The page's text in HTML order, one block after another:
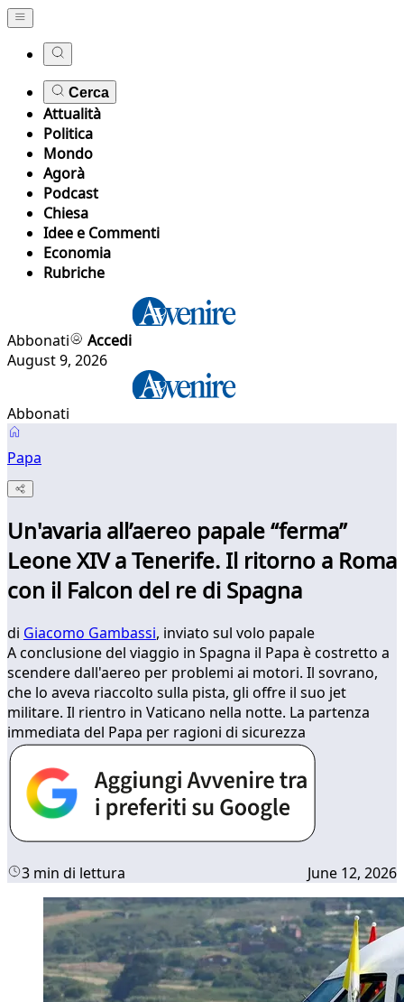
Cerca
Attualità
Politica
Mondo
Agorà
Podcast
Chiesa
Idee e Commenti
Economia
Rubriche
Abbonati
Accedi
August 9, 2026
Abbonati
Papa
Un'avaria all’aereo papale “ferma”
Leone XIV a Tenerife. Il ritorno a Roma
con il Falcon del re di Spagna
di Giacomo Gambassi, inviato sul volo papale
A conclusione del viaggio in Spagna il Papa è costretto a
scendere dall'aereo per problemi ai motori. Il sovrano,
che lo aveva riaccolto sulla pista, gli offre il suo jet
militare. Il rientro in Vaticano nella notte. La partenza
immediata del Papa per ragioni di sicurezza
3 min di lettura June 12, 2026